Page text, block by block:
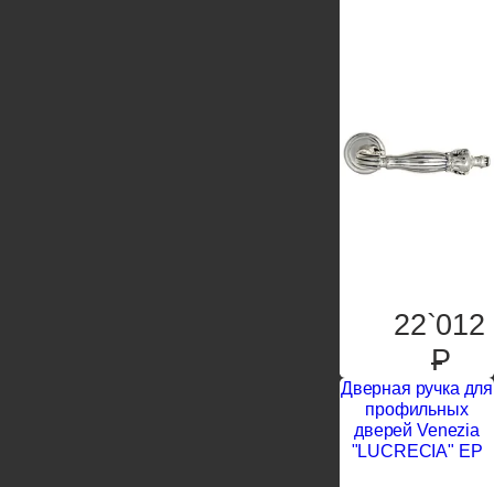
22`012
P
Дверная ручка для
профильных
дверей Venezia
"LUCRECIA" EP